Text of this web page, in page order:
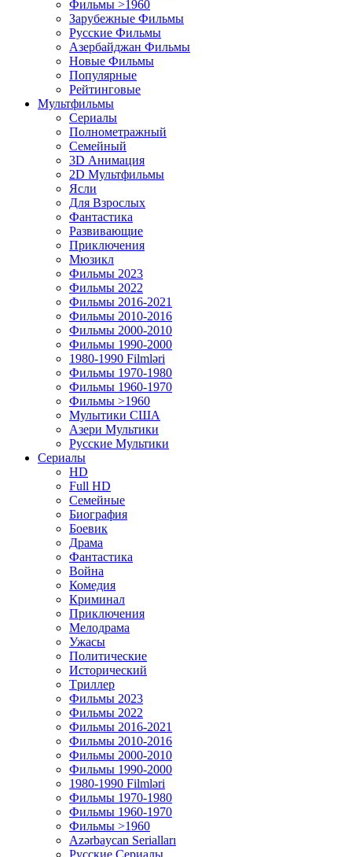
Фильмы >1960
Зарубежные Фильмы
Русские Фильмы
Азербайджан Фильмы
Новые Фильмы
Популярные
Рейтинговые
Мультфильмы
Сериалы
Полнометражный
Семейный
3D Анимация
2D Мультфильмы
Ясли
Для Взрослых
Фантастика
Развивающие
Приключения
Мюзикл
Фильмы 2023
Фильмы 2022
Фильмы 2016-2021
Фильмы 2010-2016
Фильмы 2000-2010
Фильмы 1990-2000
1980-1990 Filmləri
Фильмы 1970-1980
Фильмы 1960-1970
Фильмы >1960
Мулытики США
Азери Мультики
Русские Мультики
Сериалы
HD
Full HD
Семейные
Биография
Боевик
Драма
Фантастика
Война
Комедия
Криминал
Приключения
Мелодрама
Ужасы
Политические
Исторический
Tриллер
Фильмы 2023
Фильмы 2022
Фильмы 2016-2021
Фильмы 2010-2016
Фильмы 2000-2010
Фильмы 1990-2000
1980-1990 Filmləri
Фильмы 1970-1980
Фильмы 1960-1970
Фильмы >1960
Azərbaycan Serialları
Русские Сериалы